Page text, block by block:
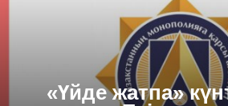
«Үйде жатпа»